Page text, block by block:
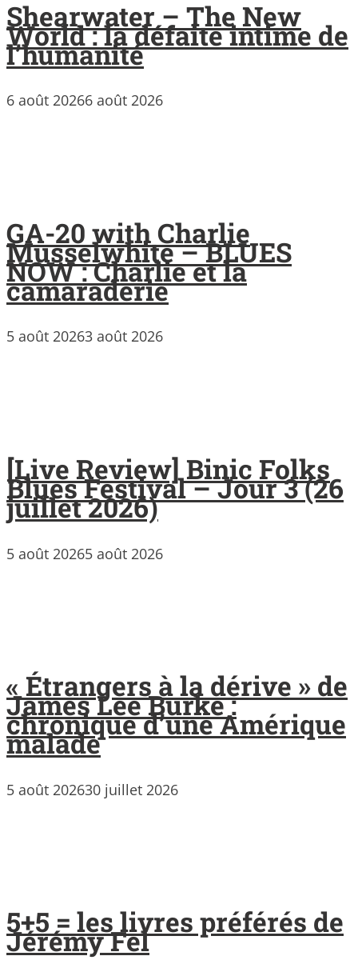
Shearwater – The New
World : la défaite intime de
l’humanité
6 août 20266 août 2026
GA-20 with Charlie
Musselwhite – BLUES
NOW : Charlie et la
camaraderie
5 août 20263 août 2026
[Live Review] Binic Folks
Blues Festival – Jour 3 (26
juillet 2026)
5 août 20265 août 2026
« Étrangers à la dérive » de
James Lee Burke :
chronique d’une Amérique
malade
5 août 202630 juillet 2026
5+5 = les livres préférés de
Jérémy Fel